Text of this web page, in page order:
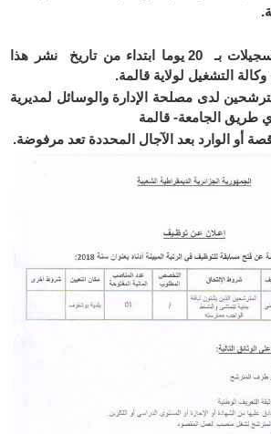
- حدد تاريخ التسجيلات بـ 20 يوما ابتداء من تاريخ نشر هذا
لولاية قالمة.
مصلحة الإدارة والوسائل لمديرية
الجامعة- قالمة
بعد الآجال المحددة تعد مرفوضة.